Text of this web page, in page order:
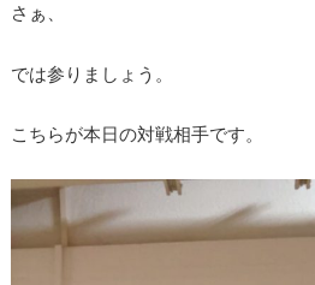
さぁ、
では参りましょう。
こちらが本日の対戦相手です。